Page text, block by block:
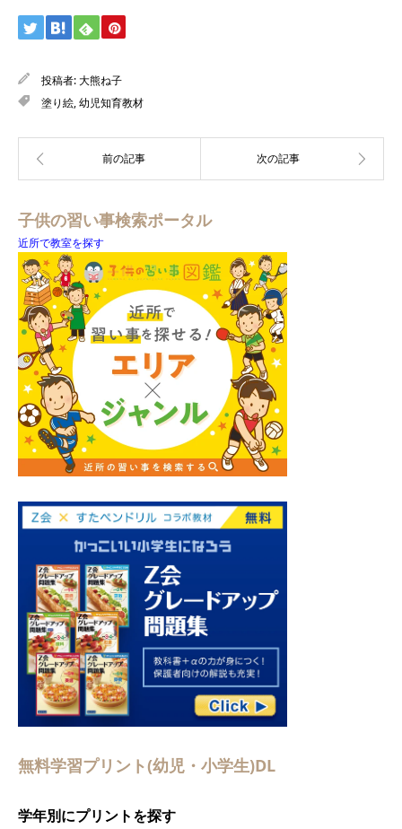
投稿者:大熊ね子
塗り絵,幼児知育教材
子供の習い事検索ポータル
近所で教室を探す
無料学習プリント(幼児・小学生)DL
学年別にプリントを探す